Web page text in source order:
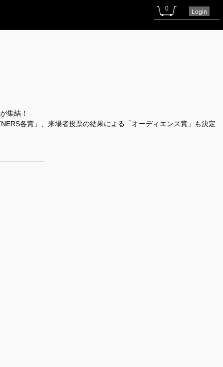
0 Login
集結！
各賞」、来場者投票の結果による「オーディエンス賞」も決定